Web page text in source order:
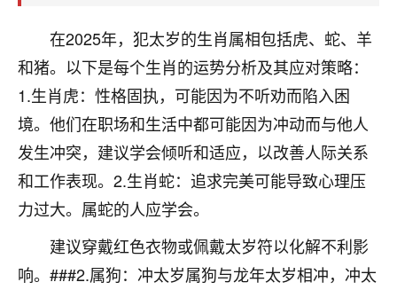
在2025年，犯太岁的生肖属相包括虎、蛇、羊
和猪。以下是每个生肖的运势分析及其应对策略：
1.生肖虎：性格固执，可能因为不听劝而陷入困
境。他们在职场和生活中都可能因为冲动而与他人
发生冲突，建议学会倾听和适应，以改善人际关系
和工作表现。2.生肖蛇：追求完美可能导致心理压
力过大。属蛇的人应学会。
建议穿戴红色衣物或佩戴太岁符以化解不利影
响。###2.属狗：冲太岁属狗与龙年太岁相冲，冲太
鹿森：可怜天下父母心啊！
3小时前 来自河北 16
付深
我是公司人事调整，有升迁机会，但同时竞争的我们
三个，找老师的时候是抱着侥幸心理，没想到老师看
着我晋升有望，我半信半疑的按照老师建议，做了化
太岁还有一个发钱粮，本来年前的人事调整，拖到年
职第一个就是我，职务无所谓，主要是底薪加了
3000，非常开心，无论如何，感恩感谢！🙏🏻